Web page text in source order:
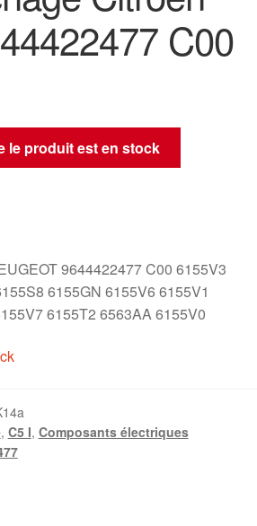
C00
le produit est en stock
9644422477 C00 6155V3
6155GN 6155V6 6155V1
6155T2 6563AA 6155V0
, C5 I, Composants électriques